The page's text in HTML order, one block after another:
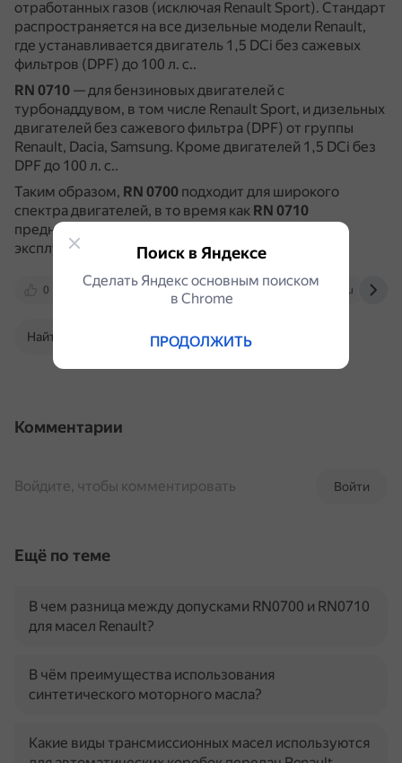
отработанных газов (исключая Renault Sport). Стандарт
распространяется на все дизельные модели Renault,
где устанавливается двигатель 1,5 DCi без сажевых
фильтров (DPF) до 100 л. с..
RN 0710 — для бензиновых двигателей с
турбонаддувом, в том числе Renault Sport, и дизельных
двигателей без сажевого фильтра (DPF) от группы
Renault, Dacia, Samsung. Кроме двигателей 1,5 DCi без
DPF до 100 л. с..
Таким образом, RN 0700 подходит для широкого
спектра двигателей, в то время как RN 0710
предназначен для более специфических условий
эксплуатации.
0 www.kolesa-darom.ru avtoexperts.ru
Найти в Поиске
Комментарии
Войти
Войдите, чтобы комментировать
Ещё по теме
В чем разница между допусками RN0700 и RN0710
для масел Renault?
В чём преимущества использования
синтетического моторного масла?
Какие виды трансмиссионных масел используются
Поиск в Яндексе
Сделать Яндекс основным поиском
в Сhrome
ПРОДОЛЖИТЬ